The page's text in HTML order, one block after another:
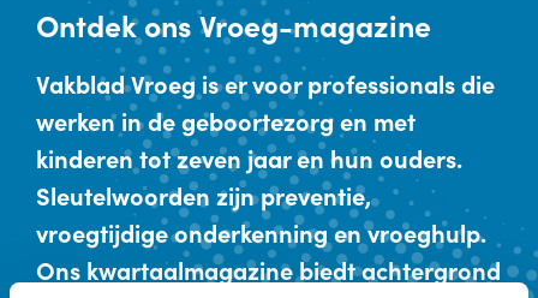
Ontdekons Vroeg-magazine
Vakblad Vroeg is er voor professionals die
werken in de geboortezorg en met
kinderen tot zeven jaar en hun ouders.
Sleutelwoorden zijn preventie,
vroegtijdige onderkenning en vroeghulp.
Ons kwartaalmagazine biedt achtergrond